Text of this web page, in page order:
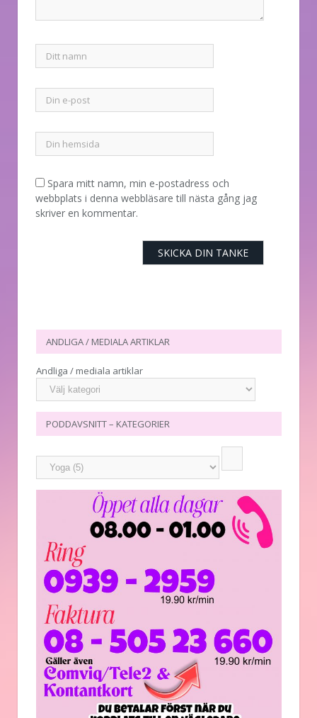
Spara mitt namn, min e-postadress och
webbplats i denna webbläsare till nästa gång jag
skriver en kommentar.
ANDLIGA / MEDIALA ARTIKLAR
Andliga / mediala artiklar
PODDAVSNITT – KATEGORIER